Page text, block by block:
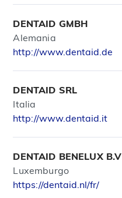
DENTAID GMBH
Alemania
http://www.dentaid.de
DENTAID SRL
Italia
http://www.dentaid.it
DENTAID BENELUX B.V
Luxemburgo
https://dentaid.nl/fr/